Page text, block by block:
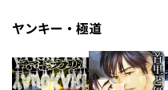
ヤンキー・極道